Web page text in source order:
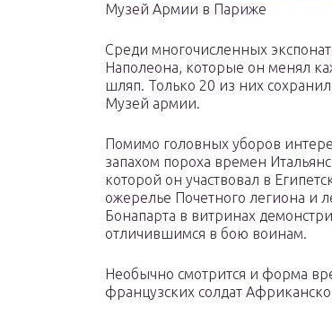
Музей Армии в Париже
Среди многочисленных
Наполеона, которые он менял
шляп. Только 20 из них
Музей армии.
Помимо головных уборов
запахом пороха времен
которой он участвовал в
ожерелье Почетного легиона и
Бонапарта в витринах
отличившимся в бою воинам.
Необычно смотрится и форма
французских солдат